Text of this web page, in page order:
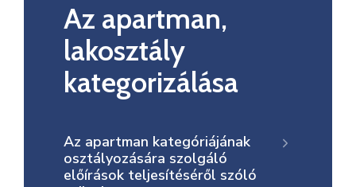
Az apartman,
lakosztály
kategorizálása
Az apartman kategóriájának
osztályozására szolgáló
előírások teljesítéséről szóló